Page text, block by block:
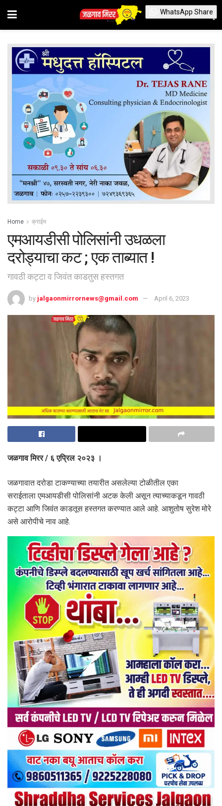
Home क्राईम
एमआयडीसी पोलिसांनी उधळला
दरोड्याचा कट ; एक ताब्यात !
गावठी कट्टा व जिवंत काडतुस हस्तगत
by jalgaonmirrornews@gmail.com April 6, 2023
जळगाव मिरर / ६ एप्रिल २०२३ ।
जळगावात दरोडा टाकण्याच्या तयारीत असलेल्या टोळीतील एका
सराईताला एमआयडीसी पोलिसांनी अटक केली असून त्याच्याकडून गावठी
कट्टा आणि जिवंत काडतूस हस्तगत करण्यात आले आहे. आशुतोष सुरेश मोरे
असे आरोपीचे नाव आहे.
WhatsApp Share